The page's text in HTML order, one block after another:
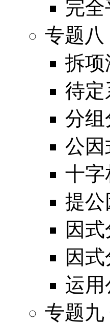
完
专题八
拆项
待定
分组
公因
十字
提公
因
因
运用
专题九